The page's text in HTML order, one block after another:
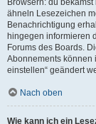
Browsern: du
ähneln Lesezeichen
Benachrichtigung
hingegen informieren
Forums des Boards.
Abonnements können
einstellen“ geändert
Nach oben
Wie kann ich ein